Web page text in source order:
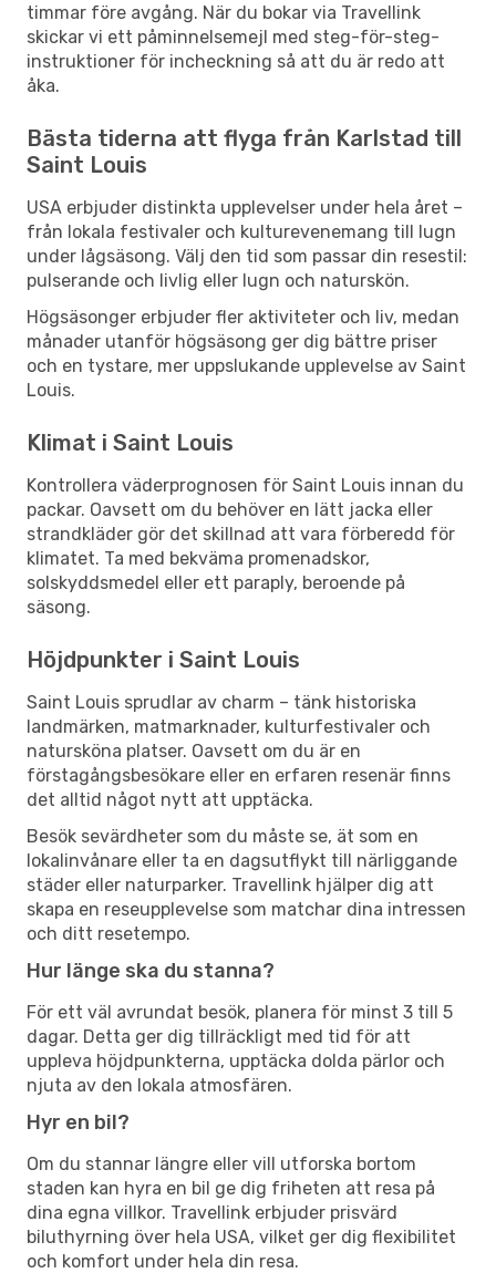
timmar före avgång. När du bokar via Travellink
skickar vi ett påminnelsemejl med steg-för-steg-
instruktioner för incheckning så att du är redo att
åka.
Bästa tiderna att flyga från Karlstad till
Saint Louis
USA erbjuder distinkta upplevelser under hela året –
från lokala festivaler och kulturevenemang till lugn
under lågsäsong. Välj den tid som passar din resestil:
pulserande och livlig eller lugn och naturskön.
Högsäsonger erbjuder fler aktiviteter och liv, medan
månader utanför högsäsong ger dig bättre priser
och en tystare, mer uppslukande upplevelse av Saint
Louis.
Klimat i Saint Louis
Kontrollera väderprognosen för Saint Louis innan du
packar. Oavsett om du behöver en lätt jacka eller
strandkläder gör det skillnad att vara förberedd för
klimatet. Ta med bekväma promenadskor,
solskyddsmedel eller ett paraply, beroende på
säsong.
Höjdpunkter i Saint Louis
Saint Louis sprudlar av charm – tänk historiska
landmärken, matmarknader, kulturfestivaler och
natursköna platser. Oavsett om du är en
förstagångsbesökare eller en erfaren resenär finns
det alltid något nytt att upptäcka.
Besök sevärdheter som du måste se, ät som en
lokalinvånare eller ta en dagsutflykt till närliggande
städer eller naturparker. Travellink hjälper dig att
skapa en reseupplevelse som matchar dina intressen
och ditt resetempo.
Hur länge ska du stanna?
För ett väl avrundat besök, planera för minst 3 till 5
dagar. Detta ger dig tillräckligt med tid för att
uppleva höjdpunkterna, upptäcka dolda pärlor och
njuta av den lokala atmosfären.
Hyr en bil?
Om du stannar längre eller vill utforska bortom
staden kan hyra en bil ge dig friheten att resa på
dina egna villkor. Travellink erbjuder prisvärd
biluthyrning över hela USA, vilket ger dig flexibilitet
och komfort under hela din resa.